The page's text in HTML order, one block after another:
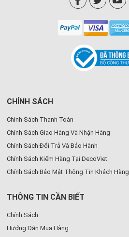
CHÍNH SÁCH
Chính Sách Thanh Toán
Chính Sách Giao Hàng Và Nhận Hàng
Chính Sách Đổi Trả Và Bảo Hành
Chính Sách Kiểm Hàng Tại DecoViet
Chính Sách Bảo Mật Thông Tin Khách Hàng
THÔNG TIN CẦN BIẾT
Chính Sách
Hướng Dẫn Mua Hàng